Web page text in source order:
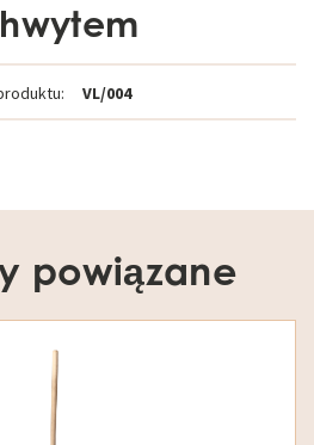
VL/004
powiązane